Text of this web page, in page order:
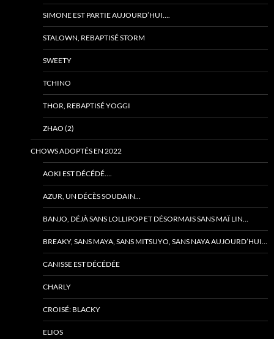
SIMONE EST PARTIE AUJOURD’HUI….
STALOWN, REBAPTISÉ STORM
SWEETY
TCHINO
THOR, REBAPTISÉ YOGGI
ZHAO (2)
CHOWS ADOPTÉS EN 2022
AOKI EST DÉCÉDÉ….
AZUR, UN DÉCÈS SOUDAIN…
BANJO, DÉJÀ SANS LOLLIPOP ET DÉSORMAIS SANS MAÏ LIN…
BREAKY, SANS MAYA, SANS MITSUYO, SANS NAYA AUJOURD’HUI…
CANISSE EST DÉCÉDÉE
CHARLY
CROISÉ: BLACKY
ELIOS